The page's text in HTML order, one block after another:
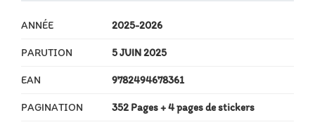
ANNÉE 2025-2026
PARUTION 5 JUIN 2025
EAN 9782494678361
PAGINATION 352 Pages+ 4 pages de stickers